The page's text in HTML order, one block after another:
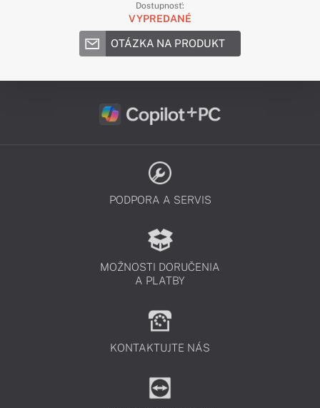
Dostupnosť:
VYPREDANÉ
OTÁZKA NA PRODUKT
PODPORA A SERVIS
MOŽNOSTI DORUČENIA
A PLATBY
KONTAKTUJTE NÁS